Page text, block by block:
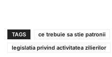
TAGS ce trebuie sa stie patronii
legislatia privind activitatea zilierilor